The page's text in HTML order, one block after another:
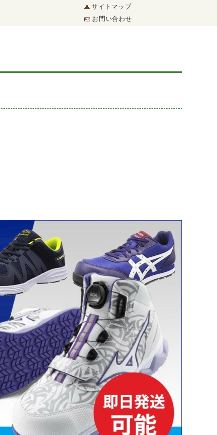
サイトマップ
お問い合わせ